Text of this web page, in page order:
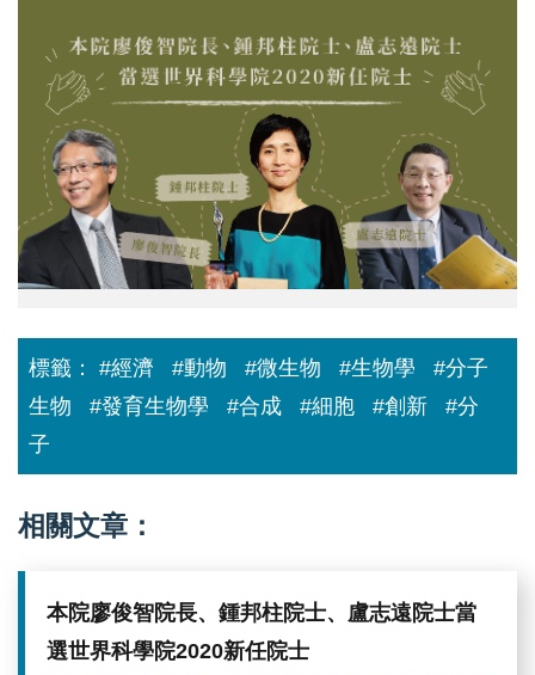
長、
士、
盧
志
遠
當
選
世
界
科
學
院
新
任
院
標籤： #經濟 #動物 #微生物 #生物學
#分子
生物
#發育生物學 #合成 #細胞 #創新
#分
子
相關文章：
本院廖俊智院長、鍾邦柱院士、盧志遠院士當
選世界科學院2020新任院士